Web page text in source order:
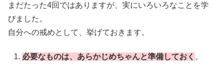
まだたった4回ではありますが、実にいろいろなことを学
びました。
自分への戒めとして、挙げておきます。
必要なものは、あらかじめちゃんと準備しておく 。